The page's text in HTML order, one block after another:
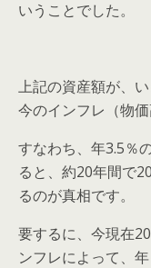
いうことでした。
上記の資産額が、
今のインフレ（物
すなわち、年3.5％
ると、約20年間で
るのが真相です。
要するに、今現在
ンフレによって、